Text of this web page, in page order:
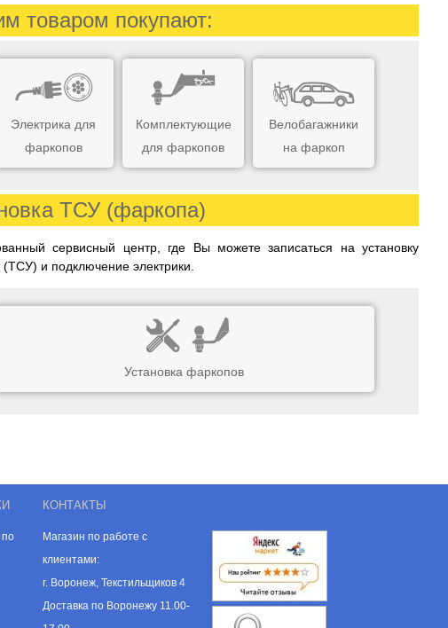
товаром покупают:
Электрика для
фаркопов
Комплектующие
для фаркопов
Велобагажники
на фаркоп
ТСУ (фаркопа)
сервисный центр, где Вы можете записаться на установку
и подключение электрики.
Установка фаркопов
по
КОНТАКТЫ
Магазин по работе с
клиентами:
г. Воронеж, Текстильщиков 4
Доставка по Воронежу 11.00-